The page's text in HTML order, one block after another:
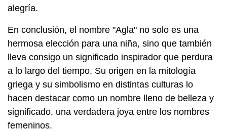
alegría.
En conclusión, el nombre "Agla" no solo es una
hermosa elección para una niña, sino que también
lleva consigo un significado inspirador que perdura
a lo largo del tiempo. Su origen en la mitología
griega y su simbolismo en distintas culturas lo
hacen destacar como un nombre lleno de belleza y
significado, una verdadera joya entre los nombres
femeninos.